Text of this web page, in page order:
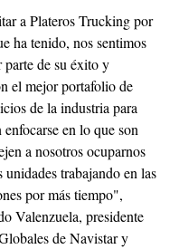
a Plateros Trucking por
ha tenido, nos sentimos
parte de su éxito y
el mejor portafolio de
de la industria para
en lo que son
a nosotros ocuparnos
unidades trabajando en las
por más tiempo",
Valenzuela, presidente
de Navistar y